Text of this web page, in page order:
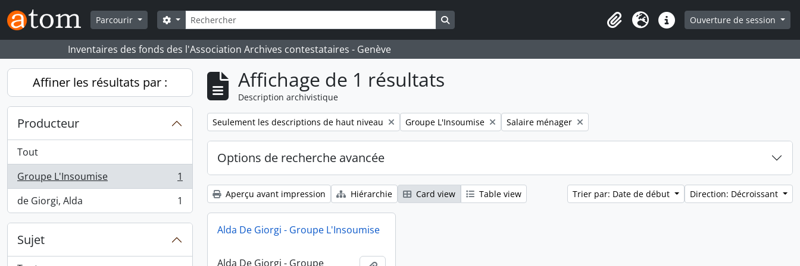
Skip to main content
Parcourir
Rechercher
Search options
Presse-papier
LangueLiens rapidesOuverture de session
Inventaires des fonds des l'Association Archives contestataires - Genève
Affiner les résultats par :
Producteur
Tout
Groupe L'Insoumise
, 1 résultats
1
de Giorgi, Alda
, 1 résultats 1
Sujet
Affichage de 1 résultats
Description archivistique
Remove filter:
Seulement les descriptions de haut niveau Remove filter:
Groupe L'Insoumise Remove filter:
Salaire ménager
Options de recherche avancée
Aperçu avant impression Hiérarchie Card view Table view Trier par: Date de début Direction: Décroissant
Alda De Giorgi - Groupe L'Insoumise
Alda De Giorgi - Groupe